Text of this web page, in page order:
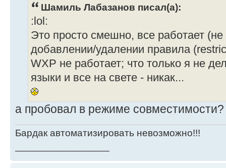
Шамиль Лабазанов писал(а):
:lol:
Это просто смешно, все работает (не
добавлении/удалении правила
WXP не работает; что только я не
языки и все на свете - никак...
а пробовал в режиме совместимости?
Бардак автоматизировать невозможно!!!